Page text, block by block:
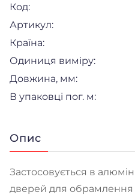
Код:
Артикул:
Країна:
Одиниця виміру:
Довжина, мм:
В упаковці пог. м:
Опис
Застосовується в
дверей для обрамлення